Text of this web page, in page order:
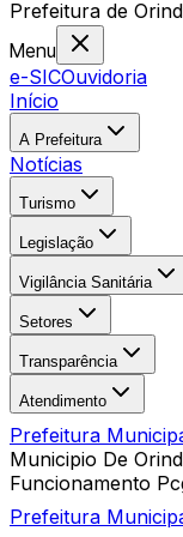
Prefeitura de
Menu
e-SICOuvidoria
Início
A Prefeitura
Notícias
Turismo
Legislação
Vigilância Sanitária
Setores
Transparência
Atendimento
Prefeitura
Municipio De
Funcionamento
Prefeitura